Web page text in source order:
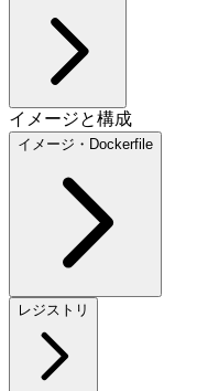
イメージと構成
イメージ・Dockerfile
レジストリ